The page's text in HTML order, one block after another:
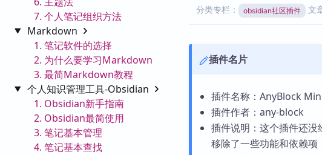
7. 个人笔记组织方法
Markdown
1. 笔记软件的选择
2. 为什么要学习Markdown
3. 最简Markdown教程
个人知识管理工具-Obsidian
1. Obsidian新手指南
2. Obsidian最简使用
3. 笔记基本管理
4. 笔记基本查找
分类专栏： obsidian社区插件 文
插件名片
插件名称：AnyBlock Min
插件作者：any-block
插件说明：这个插件还没
移除了一些功能和依赖项